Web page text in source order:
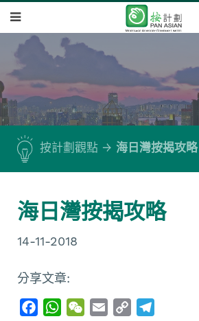
按計劃觀點 海日灣按揭攻略
海日灣按揭攻略
14-11-2018
分享文章:
W
W